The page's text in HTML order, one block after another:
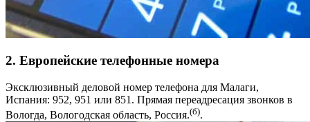
2. Европейские телефонные номера
Эксклюзивный деловой номер телефона для Малаги,
Испания: 952, 951 или 851. Прямая переадресация звонков в
Вологда, Вологодская область, Россия.(б).